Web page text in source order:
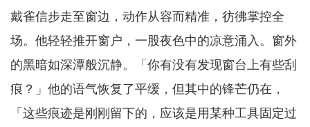
戴雀信步走至窗边，动作从容而精准，彷彿掌控全
场。他轻轻推开窗户，一股夜色中的凉意涌入。窗外
的黑暗如深潭般沉静。「你有没有发现窗台上有些刮
痕？」他的语气恢复了平缓，但其中的锋芒仍在，
「这些痕迹是刚刚留下的，应该是用某种工具固定过